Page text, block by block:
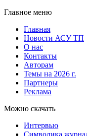
Главное меню
Главная
Новости АСУ ТП
О нас
Контакты
Авторам
Темы на 2026 г.
Партнеры
Реклама
Можно скачать
Интервью